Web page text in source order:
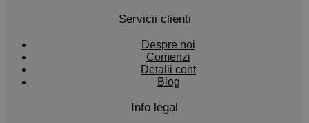
Servicii clienti
Despre noi
Comenzi
Detalii cont
Blog
Info legal